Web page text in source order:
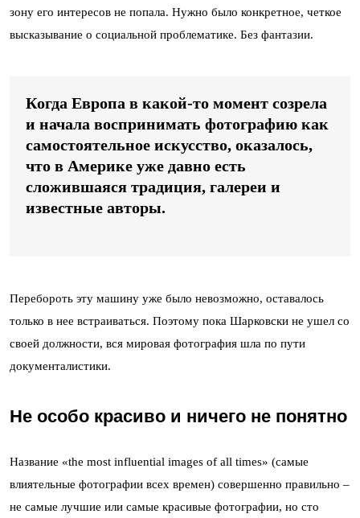
зону его интересов не попала. Нужно было конкретное, четкое
высказывание о социальной проблематике. Без фантазии.
Когда Европа в какой-то момент созрела
и начала воспринимать фотографию как
самостоятельное искусство, оказалось,
что в Америке уже давно есть
сложившаяся традиция, галереи и
известные авторы.
Перебороть эту машину уже было невозможно, оставалось
только в нее встраиваться. Поэтому пока Шарковски не ушел со
своей должности, вся мировая фотография шла по пути
документалистики.
Не особо красиво и ничего не понятно
Название «the most influential images of all times» (самые
влиятельные фотографии всех времен) совершенно правильно –
не самые лучшие или самые красивые фотографии, но сто